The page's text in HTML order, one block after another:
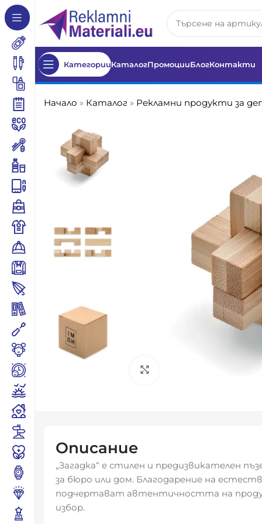
КатегорииКаталогПромоцииБлогКонтакти
Начало » Каталог » Рекламни продукти за
Описание
„Загадка“ е стилен и предизвикателен
за бюро или дом. Благодарение на
подчертават автентичността на
избор.